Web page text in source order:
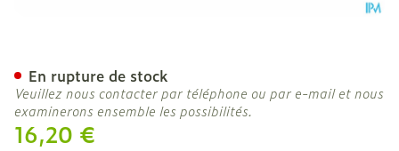
16,20 €
En rupture de stock
Veuillez nous contacter par téléphone ou par e-mail et nous
examinerons ensemble les possibilités.